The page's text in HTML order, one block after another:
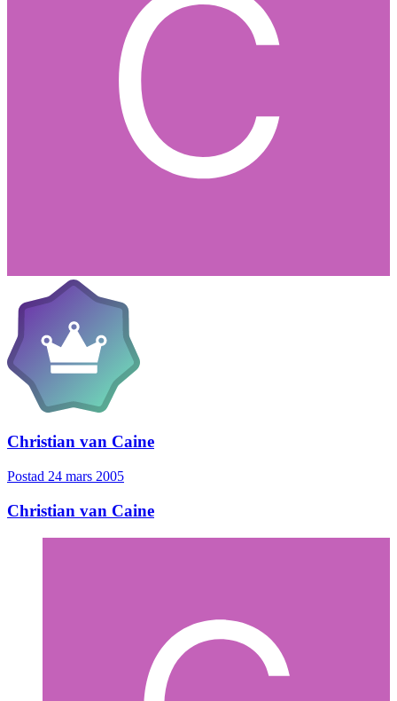
Christian van Caine
Postad 24 mars 2005
Christian van Caine